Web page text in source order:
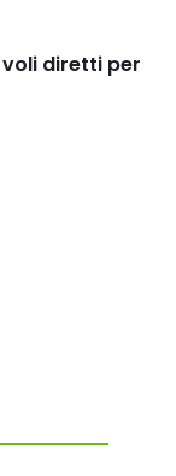
voli diretti per